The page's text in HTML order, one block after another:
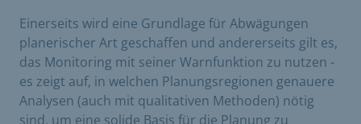
Einerseits wird eine Grundlage für Abwägungen
planerischer Art geschaffen und andererseits gilt es,
das Monitoring mit seiner Warnfunktion zu nutzen -
es zeigt auf, in welchen Planungsregionen genauere
Analysen (auch mit qualitativen Methoden) nötig
sind, um eine solide Basis für die Planung zu